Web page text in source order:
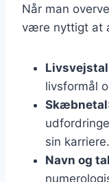
Når man
være nyttigt at
Livsvejstal
livsformål
Skæbnetal
sin karriere.
Navn og tal